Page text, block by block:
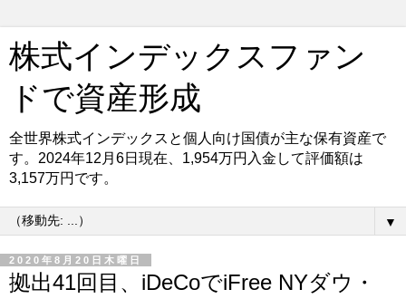
株式インデックスファン
ドで資産形成
全世界株式インデックスと個人向け国債が主な保有資産で
す。2024年12月6日現在、1,954万円入金して評価額は
3,157万円です。
▼
2020年8月20日木曜日
拠出41回目、iDeCoでiFree NYダウ・